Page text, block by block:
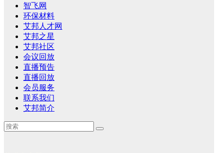
智飞网
环保材料
艾邦人才网
艾邦之星
艾邦社区
会议回放
直播预告
直播回放
会员服务
联系我们
艾邦简介